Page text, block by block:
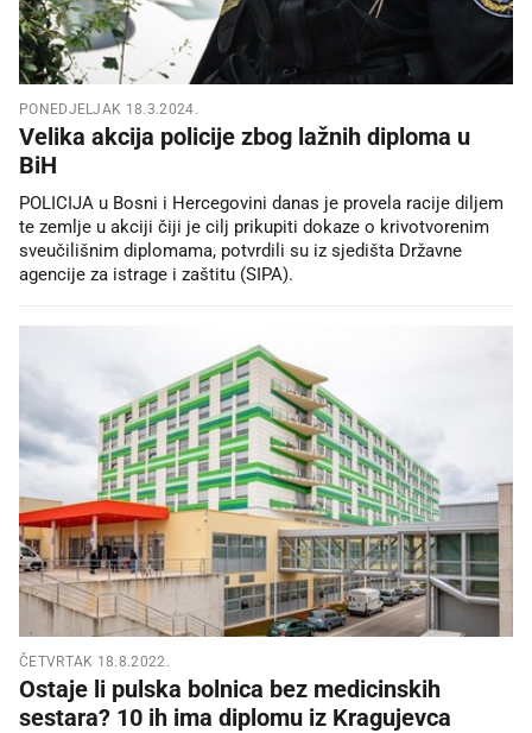
PONEDJELJAK 18.3.2024.
Velika akcija policije zbog lažnih diploma u
BiH
POLICIJA u Bosni i Hercegovini danas je provela racije diljem
te zemlje u akciji čiji je cilj prikupiti dokaze o krivotvorenim
sveučilišnim diplomama, potvrdili su iz sjedišta Državne
agencije za istrage i zaštitu (SIPA).
ČETVRTAK 18.8.2022.
Ostaje li pulska bolnica bez medicinskih
sestara? 10 ih ima diplomu iz Kragujevca